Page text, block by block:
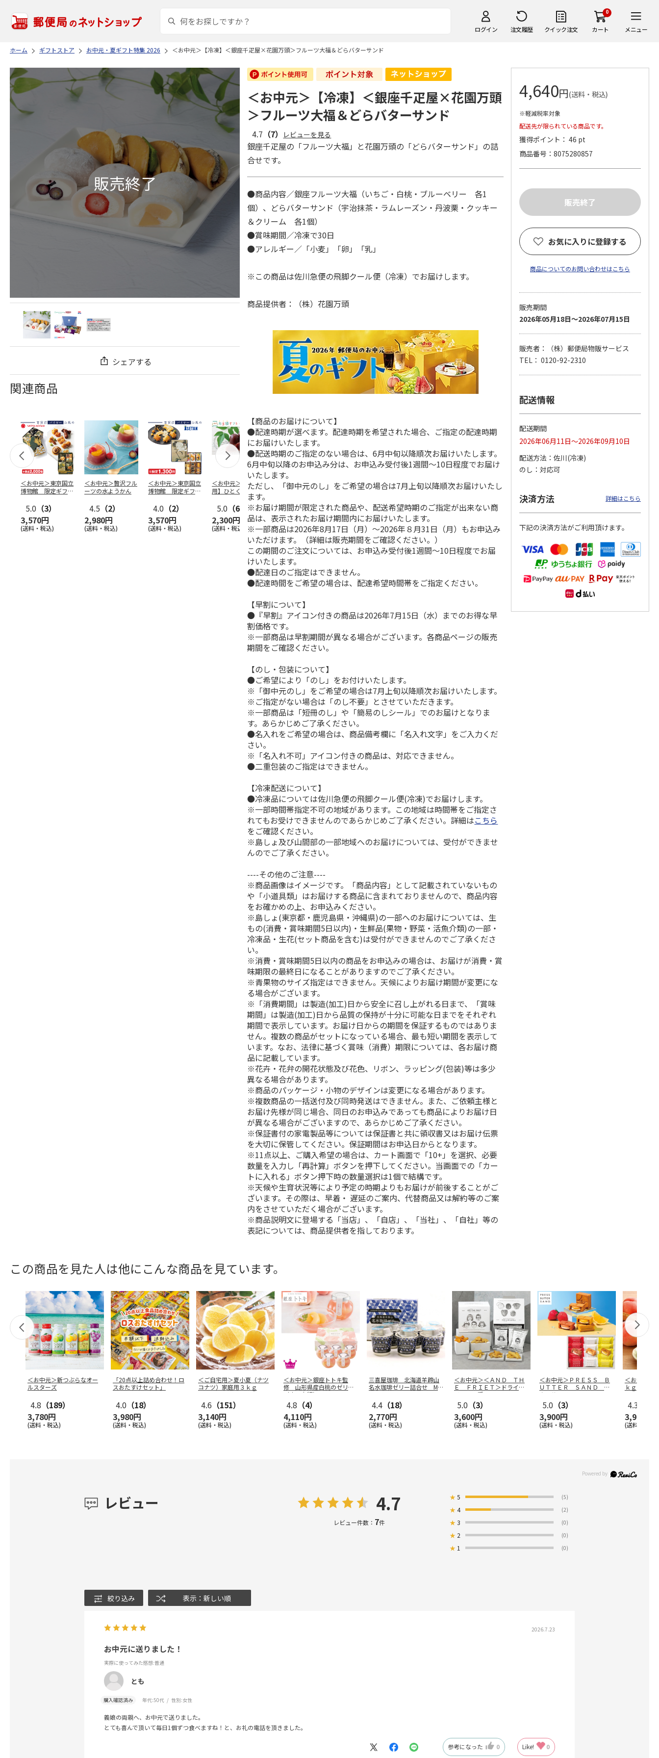
ログイン 注文履歴 クイック注文
0
カート メニュー
ホーム ギフトストア お中元・夏ギフト特集 2026 ＜お中元＞【冷凍】＜銀座千疋屋×花園万頭＞フルーツ大福＆どらバターサンド
シェアする
関連商品
＜お中元＞東京国立
博物館 限定ギフ
八橋蒔
…
5.0 （3）
3,570円
(送料・税込)
＜お中元＞贅沢フル
ーツの水ようかん
4.5 （2）
2,980円
(送料・税込)
＜お中元＞東京国立
博物館 限定ギフ
図 吉
…
4.0 （2）
3,570円
(送料・税込)
＜お中元＞【お徳
用】ひとくちミニ
水ようかん５０個
（東日本…
5.0 （6）
2,300円
(送料・税込)
【冷凍】北海道 冷
やしぜんざい 3種6
5.0（3）
4,860円
(送料・税込)
＜お中元＞国産果実
の新食感くずバー
5.0（3）
3,400円
(送料・税込)
＜お中元＞【冷凍】
＜銀座千疋屋×花園
＆ど…
4,640円
(送料・税込)
＜お中元＞江戸日本
橋よもぎ草餅１６個
4.0（1）
(送料・税込) (送料・税込)
ん・抹茶わらび餅詰
(送料・税込)
＜お中元＞【冷凍】＜銀座千疋屋×花園万頭
＞フルーツ大福＆どらバターサンド
4.7 （7） レビューを見る
銀座千疋屋の「フルーツ大福」と花園万頭の「どらバターサンド」の詰
合せです。
●商品内容／銀座フルーツ大福（いちご・白桃・ブルーベリー 各1
個）、どらバターサンド（宇治抹茶・ラムレーズン・丹波栗・クッキー
＆クリーム 各1個）
●賞味期間／冷凍で30日
●アレルギー／「小麦」「卵」「乳」
※この商品は佐川急便の飛脚クール便（冷凍）でお届けします。
商品提供者：（株）花園万頭
【商品のお届けについて】
●配達時期が選べます。配達時期を希望された場合、ご指定の配達時期
にお届けいたします。
●配送時期のご指定のない場合は、6月中旬以降順次お届けいたします。
6月中旬以降のお申込み分は、お申込み受付後1週間～10日程度でお届け
いたします。
ただし、「御中元のし」をご希望の場合は7月上旬以降順次お届けいたし
ます。
※お届け期間が限定された商品や、配送希望時期のご指定が出来ない商
品は、表示されたお届け期間内にお届けいたします。
※一部商品は2026年8月17日（月）～2026年８月31日（月）もお申込み
いただけます。（詳細は販売期間をご確認ください。）
この期間のご注文については、お申込み受付後1週間～10日程度でお届
けいたします。
●配達日のご指定はできません。
●配達時間をご希望の場合は、配達希望時間帯をご指定ください。
【早割について】
●『早割』アイコン付きの商品は2026年7月15日（水）までのお得な早
割価格です。
※一部商品は早割期間が異なる場合がございます。各商品ページの販売
期間をご確認ください。
【のし・包装について】
●ご希望により「のし」をお付けいたします。
※「御中元のし」をご希望の場合は7月上旬以降順次お届けいたします。
※ご指定がない場合は「のし不要」とさせていただきます。
※一部商品は「短冊のし」や「簡易のしシール」でのお届けとなりま
す。あらかじめご了承ください。
●名入れをご希望の場合は、商品備考欄に「名入れ文字」をご入力くだ
さい。
※「名入れ不可」アイコン付きの商品は、対応できません。
●二重包装のご指定はできません。
【冷凍配送について】
●冷凍品については佐川急便の飛脚クール便(冷凍)でお届けします。
※一部時間帯指定不可の地域があります。この地域は時間帯をご指定さ
れてもお受けできませんのであらかじめご了承ください。詳細はこちら
をご確認ください。
※島しょ及び山間部の一部地域へのお届けについては、受付ができませ
んのでご了承ください。
----その他のご注意----
※商品画像はイメージです。「商品内容」として記載されていないもの
や「小道具類」はお届けする商品に含まれておりませんので、商品内容
をお確かめの上、お申込みください。
※島しょ(東京都・鹿児島県・沖縄県)の一部へのお届けについては、生
もの(消費・賞味期間5日以内)・生鮮品(果物・野菜・活魚介類)の一部・
冷凍品・生花(セット商品を含む)は受付ができませんのでご了承くださ
い。
※消費・賞味期間5日以内の商品をお申込みの場合は、お届けが消費・賞
味期限の最終日になることがありますのでご了承ください。
※青果物のサイズ指定はできません。天候によりお届け期間が変更にな
る場合がございます。
※「消費期間」は製造(加工)日から安全に召し上がれる日まで、「賞味
期間」は製造(加工)日から品質の保持が十分に可能な日までをそれぞれ
期間で表示しています。お届け日からの期間を保証するものではありま
せん。複数の商品がセットになっている場合、最も短い期間を表示して
います。なお、法律に基づく賞味（消費）期限については、各お届け商
品に記載しています。
※花卉・花弁の開花状態及び花色、リボン、ラッピング(包装)等は多少
異なる場合があります。
※商品のパッケージ・小物のデザインは変更になる場合があります。
※複数商品の一括送付及び同時発送はできません。また、ご依頼主様と
お届け先様が同じ場合、同日のお申込みであっても商品によりお届け日
が異なる場合がございますので、あらかじめご了承ください。
※保証書付の家電製品等については保証書と共に領収書又はお届け伝票
を大切に保管してください。保証期間はお申込日からとなります。
※11点以上、ご購入希望の場合は、カート画面で「10+」を選択、必要
数量を入力し「再計算」ボタンを押下してください。当画面での「カー
トに入れる」ボタン押下時の数量選択は1個で結構です。
※天候や生育状況等により予定の時期よりもお届けが前後することがご
ざいます。その際は、早着・ 遅延のご案内、代替商品又は解約等のご案
内をさせていただく場合がございます。
※商品説明文に登場する「当店」、「自店」、「当社」、「自社」等の
表記については、商品提供者を指しております。
4,640円(送料・税込)
※軽減税率対象
配送先が限られている商品です。
獲得ポイント： 46 pt
商品番号
8075280857
お気に入りに登録する
商品についてのお問い合わせはこちら
販売期間
2026年05月18日～2026年07月15日
販売者：（株）郵便局物販サービス
TEL： 0120-92-2310
配送情報
配送期間
2026年06月11日～2026年09月10日
配送方法
佐川(冷凍)
のし
対応可
決済方法 詳細はこちら
下記の決済方法がご利用頂けます。
この商品を見た人は他にこんな商品を見ています。
＜お中元＞新つぶらなオー
ルスターズ
4.8 （189）
3,780円
(送料・税込)
「20点以上詰め合わせ！ロ
スおたすけセット」
4.0 （18）
3,980円
(送料・税込)
＜ご自宅用＞夏小夏（ナツ
コナツ）家庭用３ｋｇ
4.6 （151）
3,140円
(送料・税込)
＜お中元＞銀座トトキ監
修 山形県産白桃のゼリー
（東日本版）
4.8 （4）
4,110円
(送料・税込)
三喜屋珈琲 北海道羊蹄山
名水珈琲ゼリー詰合せ MC
4.4 （18）
2,770円
(送料・税込)
＜お中元＞＜ＡＮＤ ＴＨ
Ｅ ＦＲＩＥＴ＞ドライフ
リット５種
5.0 （3）
3,600円
(送料・税込)
＜お中元＞ＰＲＥＳＳ Ｂ
ＵＴＴＥＲ ＳＡＮＤ バ
ターサンド
5.0 （3）
3,900円
(送料・税込)
＜お中元＞
ｋｇ
4.3
3,980円
(送料・税込)
レビュー 4.7
レビュー件数： 7件
★5 (5)
★4 (2)
★3 (0)
★ 2 (0)
★ 1 (0)
絞り込み 表示：新しい順
2026.7.23
お中元に送りました！
実際に使ってみた感想:普通
とも
購入確認済み 年代:50代 性別:女性
義娘の両親へ、お中元で送りました。
とても喜んで頂いて毎日1個ずつ食べますね！と、お礼の電話を頂きました。
参考になった 0 Like! 0